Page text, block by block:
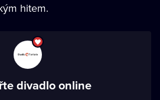
hitem.
divadlo online